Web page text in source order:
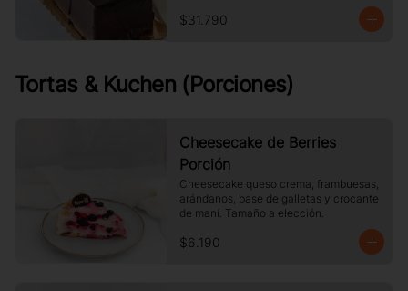
$31.790
Tortas & Kuchen (Porciones)
Cheesecake de Berries
Porción
Cheesecake queso crema, frambuesas,
arándanos, base de galletas y crocante
de maní. Tamaño a elección.
$6.190